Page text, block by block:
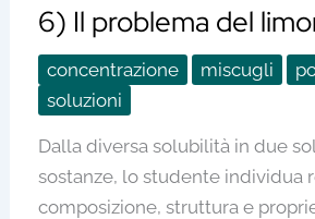
6) Il problema del
concentrazione miscugli
soluzioni
Dalla diversa solubilità in due
sostanze, lo studente individua
composizione, struttura e